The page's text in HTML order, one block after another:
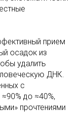
прием
осадок из
удалить
ДНК.
с
до ≈40%,
прочтениями